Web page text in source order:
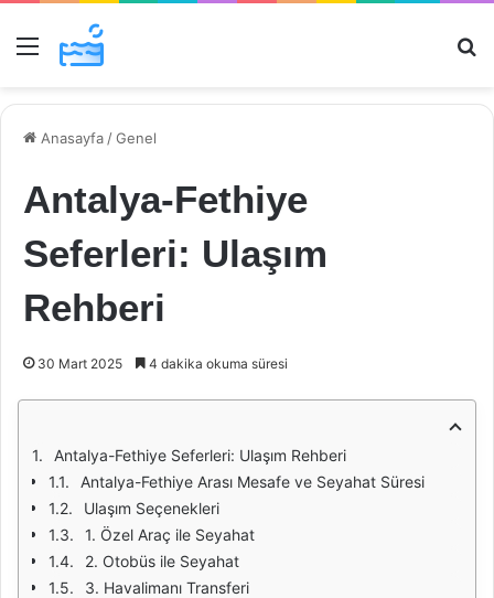
Menü
Anasayfa /Genel
Antalya-Fethiye
Seferleri: Ulaşım
Rehberi
30 Mart 2025 4 dakika okuma süresi
Antalya-Fethiye Seferleri: Ulaşım Rehberi
Antalya-Fethiye Arası Mesafe ve Seyahat Süresi
Ulaşım Seçenekleri
1. Özel Araç ile Seyahat
2. Otobüs ile Seyahat
3. Havalimanı Transferi